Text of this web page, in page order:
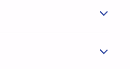
b
b